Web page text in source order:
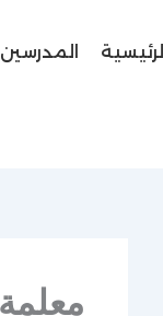
الرئيسية المدرسين